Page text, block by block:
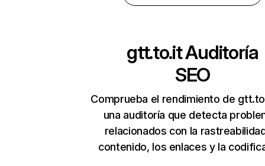
gtt.to.itAuditoría
SEO
Comprueba el rendimiento de
una auditoría que detecta
relacionados con la
contenido, los enlaces y la